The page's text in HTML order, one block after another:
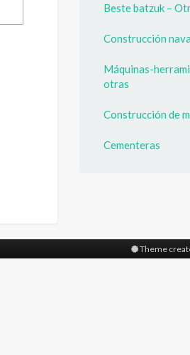
Beste batzuk –
Construcción
Máquinas-
otras
Construcción de
Cementeras
Theme